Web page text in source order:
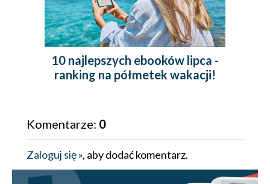
199.00 zł (-45%)
(14,90 zł najniższa cena z 30 dni)
64.90 zł (-40%)
(32,45 zł najniższa cena z 30 dni)
10 najlepszych ebooków lipca -
ranking na półmetek wakacji!
Komentarze: 0
Zaloguj się », aby dodać komentarz.